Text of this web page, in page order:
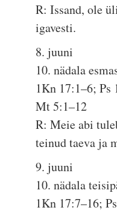
R: Issand, ole
igavesti.
8. juuni
10. nädala
1Kn 17:1–6; Ps
Mt 5:1–12
R: Meie abi
teinud taeva ja
9. juuni
10. nädala
1Kn 17:7–16;